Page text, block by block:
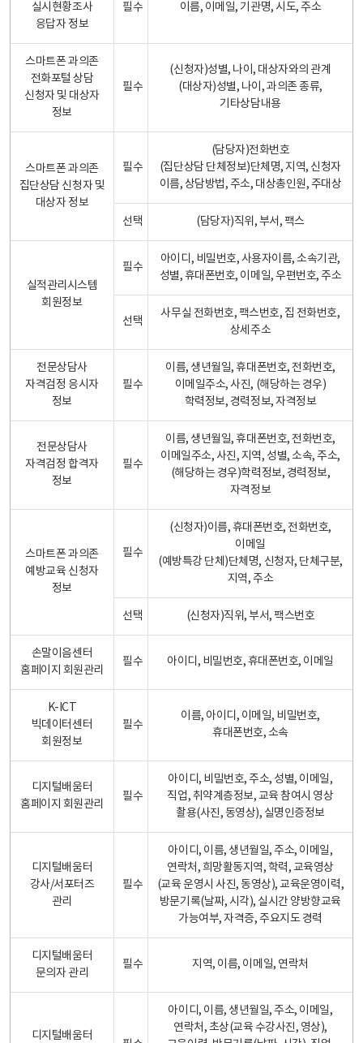
실시현황조사
응답자 정보
필수 이름, 이메일, 기관명, 시도, 주소
스마트폰 과의존
전화포털 상담
신청자 및 대상자
정보
필수
(신청자)성별, 나이, 대상자와의 관계
(대상자)성별, 나이, 과의존 종류,
기타상담내용
스마트폰 과의존
집단상담 신청자 및
대상자 정보
필수
(담당자)전화번호
(집단상담 단체정보)단체명, 지역, 신청자
이름, 상담방법, 주소, 대상총인원, 주대상
선택 (담당자)직위, 부서, 팩스
실적관리시스템
회원정보
필수
아이디, 비밀번호, 사용자이름, 소속기관,
성별, 휴대폰번호, 이메일, 우편번호, 주소
선택
사무실 전화번호, 팩스번호, 집 전화번호,
상세주소
전문상담사
자격검정 응시자
정보
필수
이름, 생년월일, 휴대폰번호, 전화번호,
이메일주소, 사진, (해당하는 경우)
학력정보, 경력정보, 자격정보
전문상담사
자격검정 합격자
정보
필수
이름, 생년월일, 휴대폰번호, 전화번호,
이메일주소, 사진, 지역, 성별, 소속, 주소,
(해당하는 경우)학력정보, 경력정보,
자격정보
스마트폰 과의존
예방교육 신청자
정보
필수
(신청자)이름, 휴대폰번호, 전화번호,
이메일
(예방특강 단체)단체명, 신청자, 단체구분,
지역, 주소
선택 (신청자)직위, 부서, 팩스번호
손말이음센터
홈페이지 회원관리
필수 아이디, 비밀번호, 휴대폰번호, 이메일
K-ICT
빅데이터센터
회원정보
필수
이름, 아이디, 이메일, 비밀번호,
휴대폰번호, 소속
디지털배움터
홈페이지 회원관리
필수
아이디, 비밀번호, 주소, 성별, 이메일,
직업, 취약계층정보, 교육 참여시 영상
촬용(사진, 동영상), 실명인증정보
디지털배움터
강사/서포터즈
관리
필수
아이디, 이름, 생년월일, 주소, 이메일,
연락처, 희망활동지역, 학력, 교육영상
(교육 운영시 사진, 동영상), 교육운영이력,
방문기록(날짜, 시각), 실시간 양방향교육
가능여부, 자격증, 주요지도 경력
디지털배움터
문의자 관리
필수 지역, 이름, 이메일, 연락처
디지털배움터
아이디, 이름, 생년월일, 주소, 이메일,
연락처, 초상(교육 수강사진, 영상),